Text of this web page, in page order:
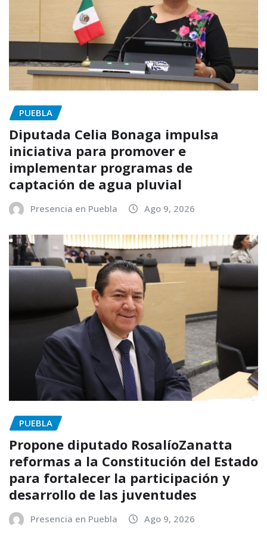
PUEBLA
Diputada Celia Bonaga impulsa
iniciativa para promover e
implementar programas de
captación de agua pluvial
Presencia en Puebla Ago 9, 2026
PUEBLA
Propone diputado RosalíoZanatta
reformas a la Constitución del Estado
para fortalecer la participación y
desarrollo de las juventudes
Presencia en Puebla Ago 9, 2026